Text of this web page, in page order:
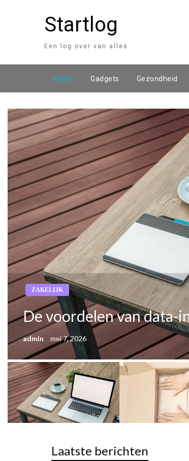
Startlog
Een log over van alles
Home Gadgets Gezondheid
ZAKELIJK
De voordelen van data-
admin mei 7, 2026
Laatste berichten